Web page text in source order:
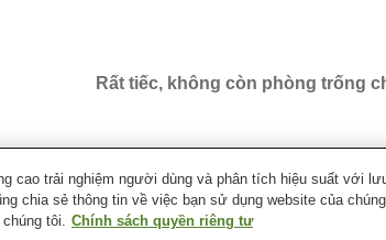
Rất tiếc, không còn phòng trống
Tỉnh Kagawa Thành phố Sakaide
cao trải nghiệm người dùng và phân tích hiệu suất với
chia sẻ thông tin về việc bạn sử dụng website của
tôi. Chính sách quyền riêng tư